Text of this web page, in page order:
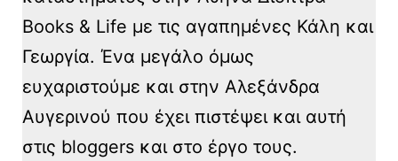
Books & Life με τις αγαπημένες Κάλη και
Γεωργία. Ένα μεγάλο όμως
ευχαριστούμε και στην Αλεξάνδρα
Αυγερινού που έχει πιστέψει και αυτή
στις bloggers και στο έργο τους.